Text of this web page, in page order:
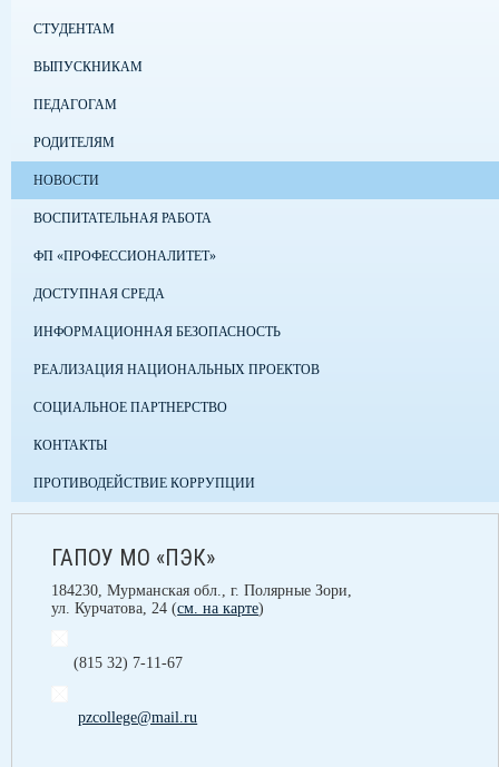
СТУДЕНТАМ
ВЫПУСКНИКАМ
ПЕДАГОГАМ
РОДИТЕЛЯМ
НОВОСТИ
ВОСПИТАТЕЛЬНАЯ РАБОТА
ФП «ПРОФЕССИОНАЛИТЕТ»
ДОСТУПНАЯ СРЕДА
ИНФОРМАЦИОННАЯ БЕЗОПАСНОСТЬ
РЕАЛИЗАЦИЯ НАЦИОНАЛЬНЫХ ПРОЕКТОВ
СОЦИАЛЬНОЕ ПАРТНЕРСТВО
КОНТАКТЫ
ПРОТИВОДЕЙСТВИЕ КОРРУПЦИИ
ГАПОУ МО «ПЭК»
184230, Мурманская обл., г. Полярные Зори,
ул. Курчатова, 24 (см. на карте)
(815 32) 7-11-67
pzcollege@mail.ru